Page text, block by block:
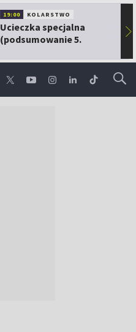
19:00 KOLARSTWO
Ucieczka specjalna
(podsumowanie 5.
▶